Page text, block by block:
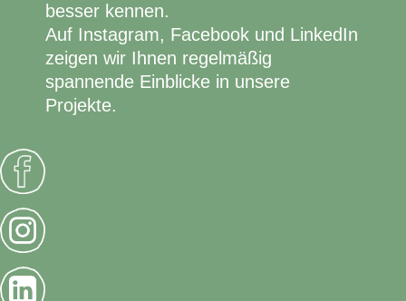
besser kennen.
Auf Instagram, Facebook und LinkedIn
zeigen wir Ihnen regelmäßig
spannende Einblicke in unsere
Projekte.